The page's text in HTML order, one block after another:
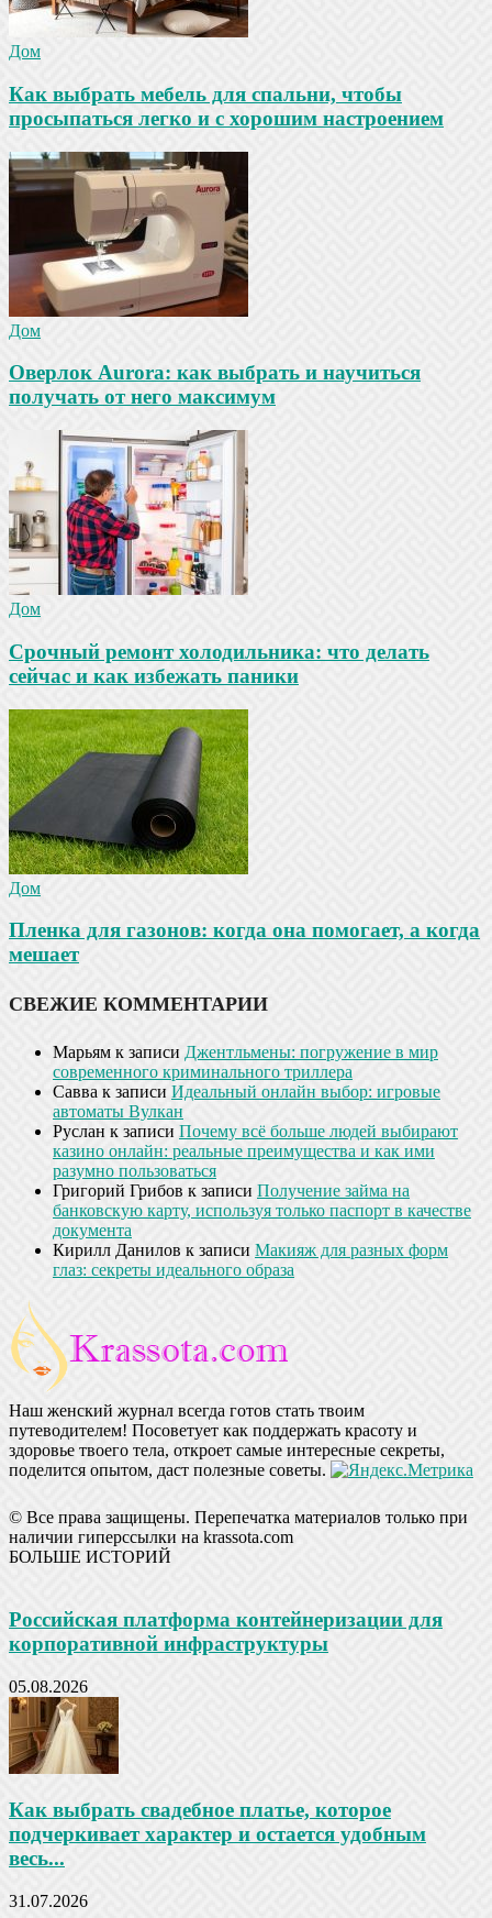
Дом
Как выбрать мебель для спальни, чтобы
просыпаться легко и с хорошим настроением
Дом
Оверлок Aurora: как выбрать и научиться
получать от него максимум
Дом
Срочный ремонт холодильника: что делать
сейчас и как избежать паники
Дом
Пленка для газонов: когда она помогает, а когда
мешает
СВЕЖИЕ КОММЕНТАРИИ
Марьям к записи Джентльмены: погружение в мир
современного криминального триллера
Савва к записи Идеальный онлайн выбор: игровые
автоматы Вулкан
Руслан к записи Почему всё больше людей выбирают
казино онлайн: реальные преимущества и как ими
разумно пользоваться
Григорий Грибов к записи Получение займа на
банковскую карту, используя только паспорт в качестве
документа
Кирилл Данилов к записи Макияж для разных форм
глаз: секреты идеального образа
Наш женский журнал всегда готов стать твоим
путеводителем! Посоветует как поддержать красоту и
здоровье твоего тела, откроет самые интересные секреты,
поделится опытом, даст полезные советы.
© Все права защищены. Перепечатка материалов только при
наличии гиперссылки на krassota.com
БОЛЬШЕ ИСТОРИЙ
Российская платформа контейнеризации для
корпоративной инфраструктуры
05.08.2026
Как выбрать свадебное платье, которое
подчеркивает характер и остается удобным
весь...
31.07.2026